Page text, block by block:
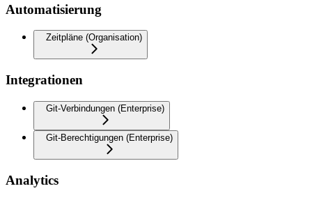
Automatisierung
Zeitpläne (Organisation)
Integrationen
Git-Verbindungen (Enterprise)
Git-Berechtigungen (Enterprise)
Analytics